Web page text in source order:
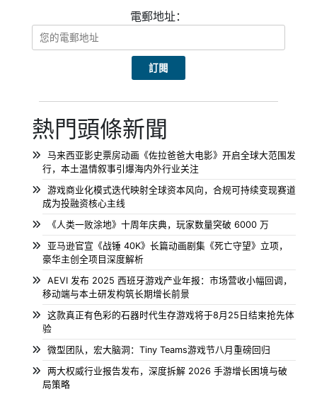
電郵地址：
熱門頭條新聞
马来西亚影史票房动画《佐拉爸爸大电影》开启全球大范围发
行，本土温情叙事引爆海内外行业关注
游戏商业化模式迭代映射全球资本风向，合规可持续变现赛道
成为投融资核心主线
《人类一败涂地》十周年庆典，玩家数量突破 6000 万
亚马逊官宣《战锤 40K》长篇动画剧集《死亡守望》立项，
豪华主创全项目深度解析
AEVI 发布 2025 西班牙游戏产业年报：市场营收小幅回调，
移动端与本土研发构筑长期增长前景
这款真正有色彩的石器时代生存游戏将于8月25日结束抢先体
验
微型团队，宏大脑洞：Tiny Teams游戏节八月重磅回归
两大权威行业报告发布，深度拆解 2026 手游增长困境与破
局策略